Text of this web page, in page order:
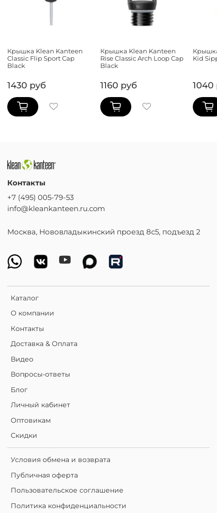
Крышка Klean Kanteen
Classic Flip Sport Cap
Black
1430 руб
Крышка Klean Kanteen
Rise Classic Arch Loop Cap
Black
1160 руб
Kid
1040
Каталог
О компании
Контакты
Доставка & Оплата
Видео
Вопросы-ответы
Блог
Личный кабинет
Оптовикам
Скидки
Условия обмена и возврата
Публичная оферта
Пользовательское соглашение
Политика конфиденциальности
Контакты
+7 (495) 005-79-53
info@kleankanteen.ru.com
Москва, Нововладыкинский проезд 8с5, подъезд 2